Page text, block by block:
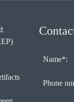
Name*:
Phone